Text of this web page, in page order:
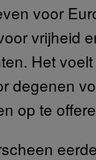
voor
vrijheid
Het
degenen
op te